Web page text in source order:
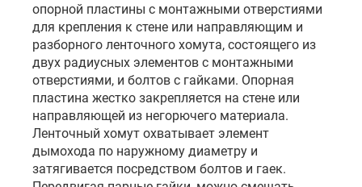
опорной пластины с монтажными отверстиями
для крепления к стене или направляющим и
разборного ленточного хомута, состоящего из
двух радиусных элементов с монтажными
отверстиями, и болтов с гайками. Опорная
пластина жестко закрепляется на стене или
направляющей из негорючего материала.
Ленточный хомут охватывает элемент
дымохода по наружному диаметру и
затягивается посредством болтов и гаек.